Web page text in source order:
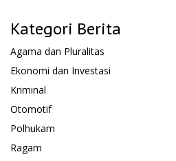
Kategori Berita
Agama dan Pluralitas
Ekonomi dan Investasi
Kriminal
Otomotif
Polhukam
Ragam